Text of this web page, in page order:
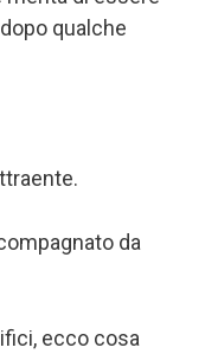
qualche
da
ecco cosa